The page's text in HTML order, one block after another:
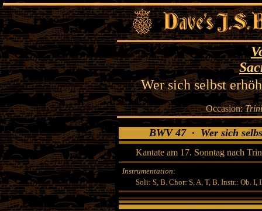
Wer sich selbst
Occasion:
BWV 47 · Wer sich
Kantate am 17. Sonntag nach
Instrumentation:
Soli: S, B. Chor: S, A, T, B. Instr.: Ob.